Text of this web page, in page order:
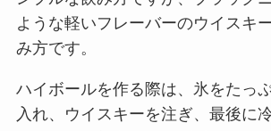
ような軽いフレーバーのウイスキ
み方です。
ハイボールを作る際は、氷をたっ
入れ、ウイスキーを注ぎ、最後に